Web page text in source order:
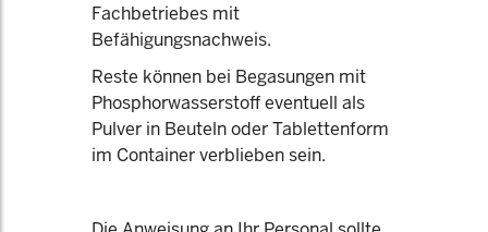
Fachbetriebes mit
Befähigungsnachweis.
Reste können bei Begasungen mit
Phosphorwasserstoff eventuell als
Pulver in Beuteln oder Tablettenform
im Container verblieben sein.